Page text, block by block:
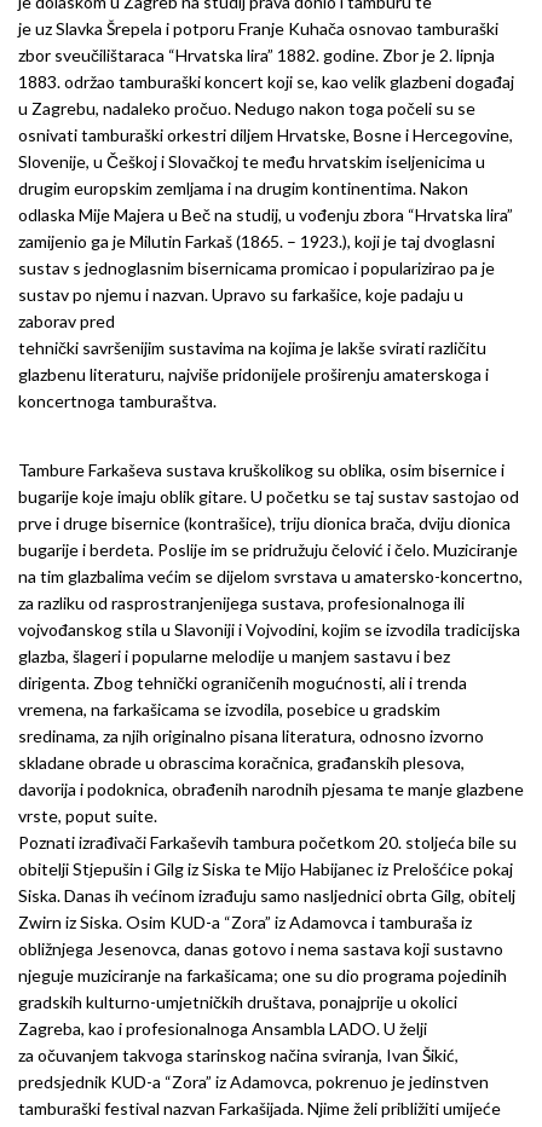
je uz Slavka Šrepela i potporu Franje Kuhača osnovao tamburaški
zbor sveučilištaraca “Hrvatska lira” 1882. godine. Zbor je 2. lipnja
1883. održao tamburaški koncert koji se, kao velik glazbeni događaj
u Zagrebu, nadaleko pročuo. Nedugo nakon toga počeli su se
osnivati tamburaški orkestri diljem Hrvatske, Bosne i Hercegovine,
Slovenije, u Češkoj i Slovačkoj te među hrvatskim iseljenicima u
drugim europskim zemljama i na drugim kontinentima. Nakon
odlaska Mije Majera u Beč na studij, u vođenju zbora “Hrvatska lira”
zamijenio ga je Milutin Farkaš (1865. – 1923.), koji je taj dvoglasni
sustav s jednoglasnim bisernicama promicao i popularizirao pa je
sustav po njemu i nazvan. Upravo su farkašice, koje padaju u
zaborav pred
tehnički savršenijim sustavima na kojima je lakše svirati različitu
glazbenu literaturu, najviše pridonijele proširenju amaterskoga i
koncertnoga tamburaštva.
Tambure Farkaševa sustava kruškolikog su oblika, osim bisernice i
bugarije koje imaju oblik gitare. U početku se taj sustav sastojao od
prve i druge bisernice (kontrašice), triju dionica brača, dviju dionica
bugarije i berdeta. Poslije im se pridružuju čelović i čelo. Muziciranje
na tim glazbalima većim se dijelom svrstava u amatersko-koncertno,
za razliku od rasprostranjenijega sustava, profesionalnoga ili
vojvođanskog stila u Slavoniji i Vojvodini, kojim se izvodila tradicijska
glazba, šlageri i popularne melodije u manjem sastavu i bez
dirigenta. Zbog tehnički ograničenih mogućnosti, ali i trenda
vremena, na farkašicama se izvodila, posebice u gradskim
sredinama, za njih originalno pisana literatura, odnosno izvorno
skladane obrade u obrascima koračnica, građanskih plesova,
davorija i podoknica, obrađenih narodnih pjesama te manje glazbene
vrste, poput suite.
Poznati izrađivači Farkaševih tambura početkom 20. stoljeća bile su
obitelji Stjepušin i Gilg iz Siska te Mijo Habijanec iz Prelošćice pokaj
Siska. Danas ih većinom izrađuju samo nasljednici obrta Gilg, obitelj
Zwirn iz Siska. Osim KUD-a “Zora” iz Adamovca i tamburaša iz
obližnjega Jesenovca, danas gotovo i nema sastava koji sustavno
njeguje muziciranje na farkašicama; one su dio programa pojedinih
gradskih kulturno-umjetničkih društava, ponajprije u okolici
Zagreba, kao i profesionalnoga Ansambla LADO. U želji
za očuvanjem takvoga starinskog načina sviranja, Ivan Šikić,
predsjednik KUD-a “Zora” iz Adamovca, pokrenuo je jedinstven
tamburaški festival nazvan Farkašijada. Njime želi približiti umijeće